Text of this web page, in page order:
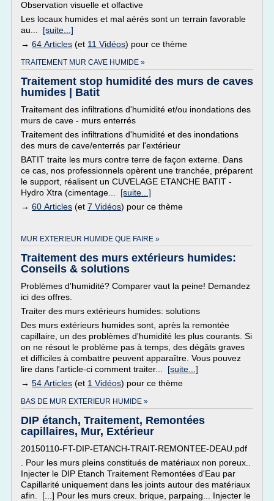
Observation visuelle et olfactive
Les locaux humides et mal aérés sont un terrain favorable
au... [suite...]
→ 64 Articles (et 11 Vidéos) pour ce thème
TRAITEMENT MUR CAVE HUMIDE »
Traitement stop humidité des murs de caves
humides | Batit
Traitement des infiltrations d'humidité et/ou inondations des
murs de cave - murs enterrés
Traitement des infiltrations d'humidité et des inondations
des murs de cave/enterrés par l'extérieur
BATIT traite les murs contre terre de façon externe. Dans
ce cas, nos professionnels opèrent une tranchée, préparent
le support, réalisent un CUVELAGE ETANCHE BATIT -
Hydro Xtra (cimentage... [suite...]
→ 60 Articles (et 7 Vidéos) pour ce thème
MUR EXTERIEUR HUMIDE QUE FAIRE »
Traitement des murs extérieurs humides:
Conseils & solutions
Problèmes d'humidité? Comparer vaut la peine! Demandez
ici des offres.
Traiter des murs extérieurs humides: solutions
Des murs extérieurs humides sont, après la remontée
capillaire, un des problèmes d'humidité les plus courants. Si
on ne résout le problème pas à temps, des dégâts graves
et difficiles à combattre peuvent apparaître. Vous pouvez
lire dans l'article-ci comment traiter... [suite...]
→ 54 Articles (et 1 Vidéos) pour ce thème
BAS DE MUR EXTERIEUR HUMIDE »
DIP étanch, Traitement, Remontées
capillaires, Mur, Extérieur
20150110-FT-DIP-ETANCH-TRAIT-REMONTEE-DEAU.pdf
. Pour les murs pleins constitués de matériaux non poreux..
Injecter le DIP Etanch Traitement Remontées d'Eau par
Capillarité uniquement dans les joints autour des matériaux
afin. [...] Pour les murs creux. brique, parpaing... Injecter le